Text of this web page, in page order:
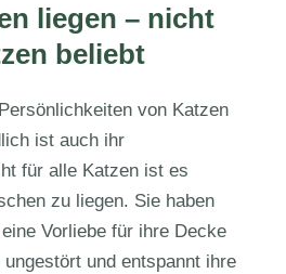
liegen – nicht
beliebt
von Katzen
ist auch ihr
für alle Katzen ist es
zu liegen. Sie haben
Vorliebe für ihre Decke
und entspannt ihre